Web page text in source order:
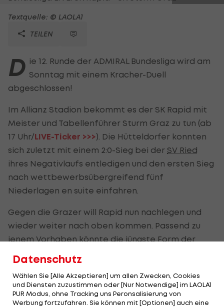
Textquelle: © LAOLA1
TEILEN
D ie 12. Runde der ADMIRAL Bundesliga wird am
Sonntag mit einem Kracher-Duell
abgeschlossen!
Im Allianz Stadion bekommt es der SK Rapid mit
Meister und Tabellenführer Sturm Graz zu tun (ab
17 Uhr/LIVE-Ticker >>>). Die Hütteldorfer konnten
sich zuletzt mit einem 2:0-Sieg bei der SV Ried
ihres Negativlaufs entledigen und den ersten Sieg
nach wettbewerbsübergreifend fünf
Niederlagen en suite einfahren.
Gegen die Grazer will Rapid nun nachlegen und
wieder weiter nach oben kommen. Passend zu
jenem Vorhaben könnte die jüngste Form der
Mit einer schwachen ersten Halbzeit ging man
gegen den WAC mit 1:3 unter, behält aber nach
wie vor die Tabellenführung, Rapid ist auf Platz
Datenschutz
Wählen Sie [Alle Akzeptieren] um allen Zwecken, Cookies
und Diensten zuzustimmen oder [Nur Notwendige] im LAOLA1
PUR Modus, ohne Tracking uns Peronsalisierung von
Werbung fortzufahren. Sie können mit [Optionen] auch eine